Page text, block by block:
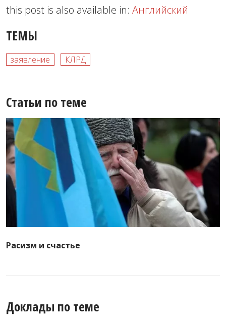
this post is also available in: Английский
ТЕМЫ
заявление КЛРД
Статьи по теме
Расизм и счастье
Доклады по теме